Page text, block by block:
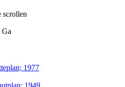
scrollen
Ga
1977